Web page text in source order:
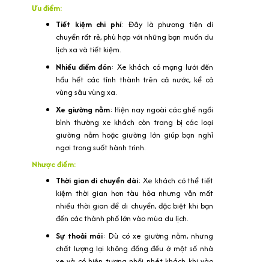
Ưu điểm:
Tiết kiệm chi phí: Đây là phương tiện di
chuyển rất rẻ, phù hợp với những bạn muốn du
lịch xa và tiết kiệm.
Nhiều điểm đón: Xe khách có mạng lưới đến
hầu hết các tỉnh thành trên cả nước, kể cả
vùng sâu vùng xa.
Xe giường nằm: Hiện nay ngoài các ghế ngồi
bình thường xe khách còn trang bị các loại
giường nằm hoặc giường lớn giúp bạn nghỉ
ngơi trong suốt hành trình.
Nhược điểm:
Thời gian di chuyển dài: Xe khách có thể tiết
kiệm thời gian hơn tàu hỏa nhưng vẫn mất
nhiều thời gian để di chuyển, đặc biệt khi bạn
đến các thành phố lớn vào mùa du lịch.
Sự thoải mái: Dù có xe giường nằm, nhưng
chất lượng lại không đồng đều ở một số nhà